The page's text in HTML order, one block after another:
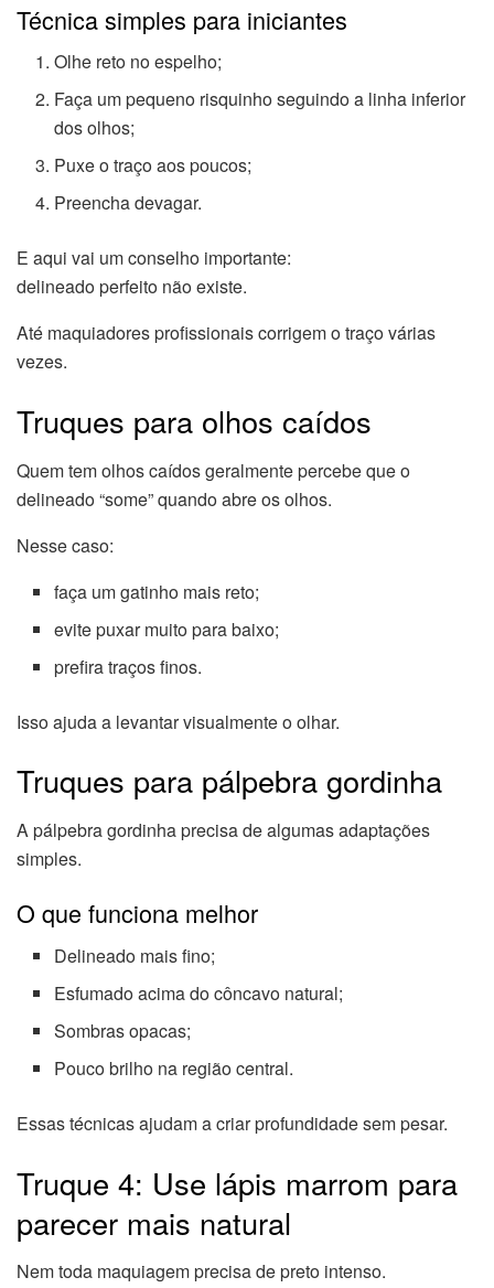
Técnica simples para iniciantes
Olhe reto no espelho;
Faça um pequeno risquinho seguindo a linha inferior
dos olhos;
Puxe o traço aos poucos;
Preencha devagar.
E aqui vai um conselho importante:
delineado perfeito não existe.
Até maquiadores profissionais corrigem o traço várias
vezes.
Truques para olhos caídos
Quem tem olhos caídos geralmente percebe que o
delineado “some” quando abre os olhos.
Nesse caso:
faça um gatinho mais reto;
evite puxar muito para baixo;
prefira traços finos.
Isso ajuda a levantar visualmente o olhar.
Truques para pálpebra gordinha
A pálpebra gordinha precisa de algumas adaptações
simples.
O que funciona melhor
Delineado mais fino;
Esfumado acima do côncavo natural;
Sombras opacas;
Pouco brilho na região central.
Essas técnicas ajudam a criar profundidade sem pesar.
Truque 4: Use lápis marrom para
parecer mais natural
Nem toda maquiagem precisa de preto intenso.